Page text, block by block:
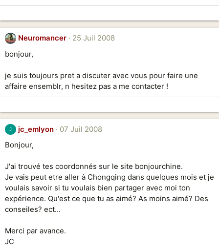
Neuromancer
25 Juil 2008
bonjour,
je suis toujours pret a discuter avec vous pour faire une
affaire ensemblr, n hesitez pas a me contacter !
J jc_emlyon
07 Juil 2008
Bonjour,
J'ai trouvé tes coordonnés sur le site bonjourchine.
Je vais peut etre aller à Chongqing dans quelques mois et je
voulais savoir si tu voulais bien partager avec moi ton
expérience. Qu'est ce que tu as aimé? As moins aimé? Des
conseiles? ect...
Merci par avance.
JC